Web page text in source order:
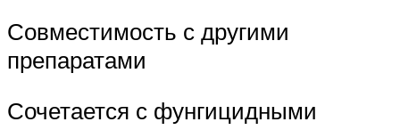
Совместимость с другими
препаратами
Сочетается с фунгицидными